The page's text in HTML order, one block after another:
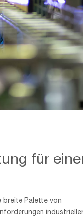
für
breite Palette von
industrieller